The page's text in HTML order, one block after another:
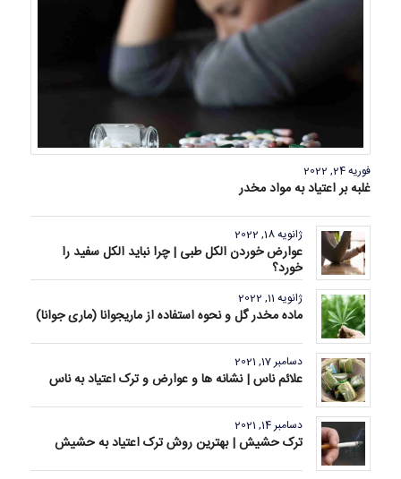
فوریه 24, 2022
غلبه بر اعتیاد به مواد مخدر
ژانویه 18, 2022
عوارض خوردن الکل طبی | چرا نباید الکل سفید را
خورد؟
ژانویه 11, 2022
ماده مخدر گل و نحوه استفاده از ماریجوانا (ماری جوانا)
دسامبر 17, 2021
علائم ناس | نشانه ها و عوارض و ترک اعتیاد به ناس
دسامبر 14, 2021
ترک حشیش | بهترین روش ترک اعتیاد به حشیش